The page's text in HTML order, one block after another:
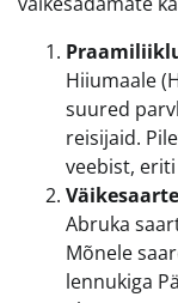
Hiiumaale
suured
reisijaid.
veebist,
Abruka
Mõnele
lennukiga